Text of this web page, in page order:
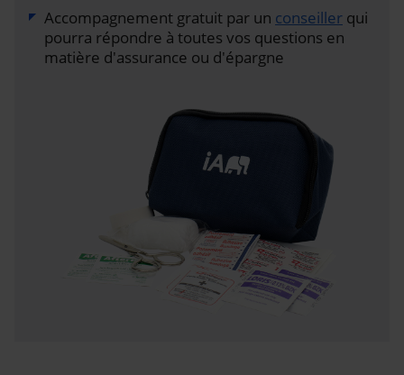
Accompagnement gratuit par un conseiller qui
pourra répondre à toutes vos questions en
matière d'assurance ou d'épargne